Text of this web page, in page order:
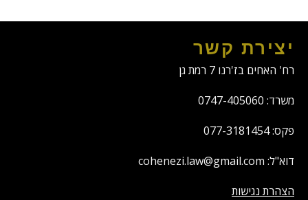
יצירת קשר
רח' האחים בז'רנו 7 רמת גן
משרד: 0747-405060
פקס: 077-3181454
דוא"ל: cohenezi.law@gmail.com
הצהרת נגישות